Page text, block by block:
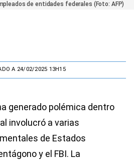
de entidades federales (Foto: AFP)
A 24/02/2025 13H15
generado polémica dentro
involucró a varias
de Estados
y el FBI. La